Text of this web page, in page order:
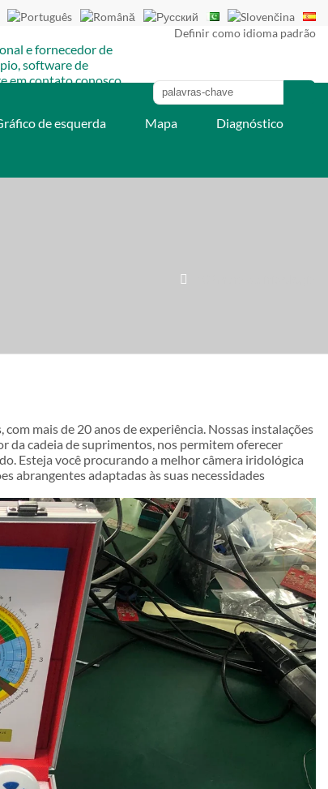
Definir como idioma padrão
de esquerda Mapa Diagnóstico

mais de 20 anos de experiência. Nossas instalações
da cadeia de suprimentos, nos permitem oferecer
Esteja você procurando a melhor câmera iridológica
abrangentes adaptadas às suas necessidades